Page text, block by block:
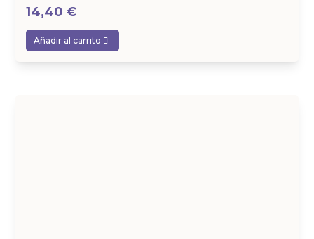
14,40€
Añadir al carrito